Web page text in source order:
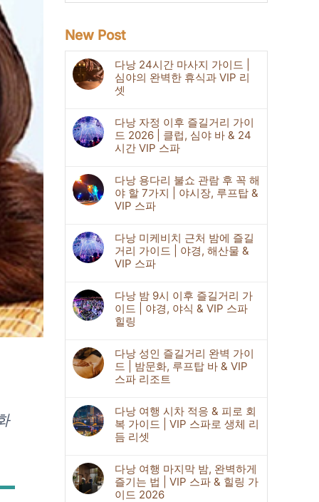
5.00로 평
New Post
다낭 24시간 마사지 가이드 |
심야의 완벽한 휴식과 VIP 리
셋
다낭 자정 이후 즐길거리 가이
드 2026 | 클럽, 심야 바 & 24
시간 VIP 스파
다낭 용다리 불쇼 관람 후 꼭 해
야 할 7가지 | 야시장, 루프탑 &
VIP 스파
다낭 미케비치 근처 밤에 즐길
거리 가이드 | 야경, 해산물 &
VIP 스파
다낭 밤 9시 이후 즐길거리 가
이드 | 야경, 야식 & VIP 스파
힐링
다낭 성인 즐길거리 완벽 가이
드 | 밤문화, 루프탑 바 & VIP
스파 리조트
다낭 여행 시차 적응 & 피로 회
복 가이드 | VIP 스파로 생체 리
듬 리셋
다낭 여행 마지막 밤, 완벽하게
즐기는 법 | VIP 스파 & 힐링 가
이드 2026